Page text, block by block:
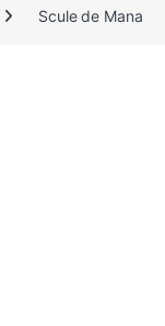
Scule de Mana